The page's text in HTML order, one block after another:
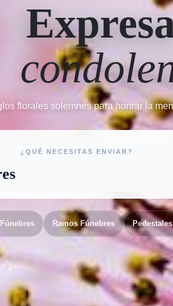
florales solemnes para honrar la
¿QUÉ NECESITAS ENVIAR?
Ramos Fúnebres